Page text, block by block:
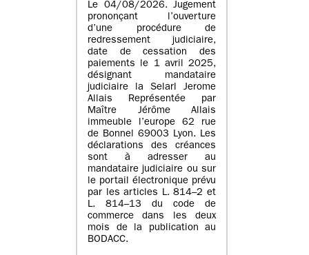
Le 04/08/2026. Jugement
prononçant l’ouverture
d’une procédure de
redressement judiciaire,
date de cessation des
paiements le 1 avril 2025,
désignant mandataire
judiciaire la Selarl Jerome
Allais Représentée par
Maître Jérôme Allais
immeuble l’europe 62 rue
de Bonnel 69003 Lyon. Les
déclarations des créances
sont à adresser au
mandataire judiciaire ou sur
le portail électronique prévu
par les articles L. 814–2 et
L. 814–13 du code de
commerce dans les deux
mois de la publication au
BODACC.